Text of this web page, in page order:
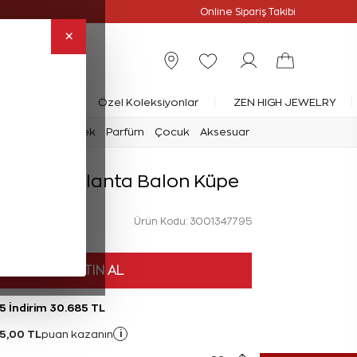
×
Online Sipariş Takibi
Yüzük Özel Koleksiyonlar ZEN HIGH JEWELRY
Erkek Parfüm Çocuk Aksesuar
Çocuk Pırlanta Balon Küpe
Ürün Kodu: 3001347795
HEMEN SATIN AL
İndirim 30.685 TL
TL puan kazanın i